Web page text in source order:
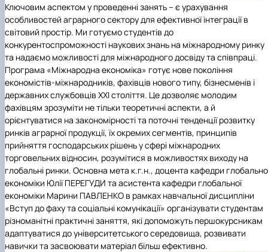
Ключовим аспектом у проведенні занять – є урахування
особливостей аграрного сектору для ефективної інтеграції в
світовий простір. Ми готуємо студентів до
конкурентоспроможності наукових знань на міжнародному ринку
та надаємо можливості для міжнародного досвіду та співпраці.
Програма «Міжнародна економіка» готує нове покоління
економістів-міжнародників, фахівців нового типу, бізнесменів і
державних службовців ХХІ століття. Це дозволяє молодим
фахівцям зрозуміти не тільки теоретичні аспекти, а й
орієнтуватися на закономірності та поточні тенденції розвитку
ринків аграрної продукції, їх окремих сегментів, принципів
прийняття господарських рішень у сфері міжнародних
торговельних відносин, розумітися в можливостях виходу на
глобальні ринки. Основна мета к.г.н., доцента кафедри
економіки Юлії ПЕРЕГУДИ та асистента кафедри глобальної
економіки Марини ПАВЛЕНКО в рамках навчальної дисципліни
«Вступ до фаху та соціальні комунікації» організувати студентам
різноманітні практичні заняття, які допоможуть першокурсникам
адаптуватися до університетського середовища, розвивати
навички та засвоювати матеріал більш ефективно.